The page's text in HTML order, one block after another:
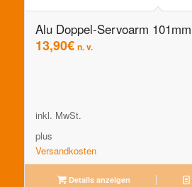
Alu Doppel-Servoarm 101mm
13,90€ n. v.
inkl. MwSt.
plus
Versandkosten
Details anzeigen